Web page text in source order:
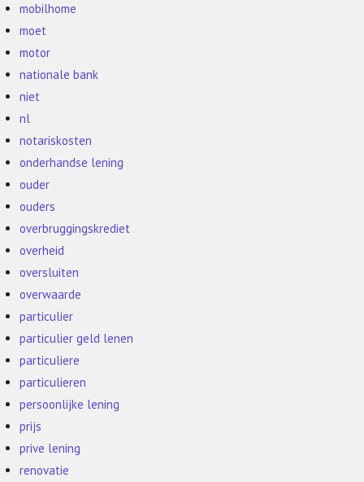
mobilhome
moet
motor
nationale bank
niet
nl
notariskosten
onderhandse lening
ouder
ouders
overbruggingskrediet
overheid
oversluiten
overwaarde
particulier
particulier geld lenen
particuliere
particulieren
persoonlijke lening
prijs
prive lening
renovatie